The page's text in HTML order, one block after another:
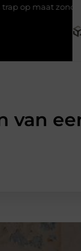
zonder gedoe
van